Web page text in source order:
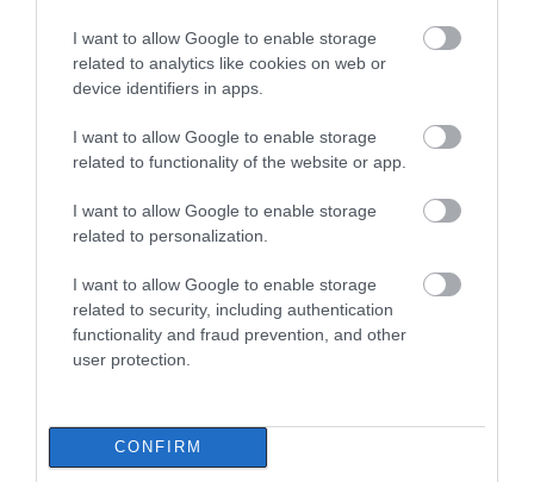
I want to allow Google to enable storage
related to analytics like cookies on web or
device identifiers in apps.
I want to allow Google to enable storage
related to functionality of the website or app.
I want to allow Google to enable storage
related to personalization.
I want to allow Google to enable storage
related to security, including authentication
functionality and fraud prevention, and other
user protection.
CONFIRM
Τραγική κατάληξη είχε η
θαλάσσια εκδρομή για 57χρονο
τουρίστα
Βαρύ πένθος για τον εκπαιδευτικό
07.08.2026 | 18:00
Ανακοινώθηκαν νέες
προσλήψεις σε δήμο
Δείτε τι έκανε Δήμος